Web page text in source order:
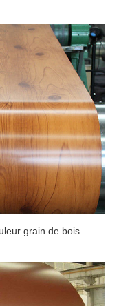
grain de bois